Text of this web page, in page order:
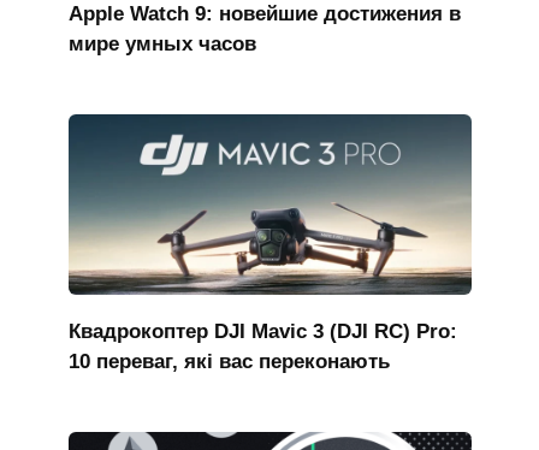
Apple Watch 9: новейшие достижения в
мире умных часов
Квадрокоптер DJI Mavic 3 (DJI RC) Pro:
10 переваг, які вас переконають